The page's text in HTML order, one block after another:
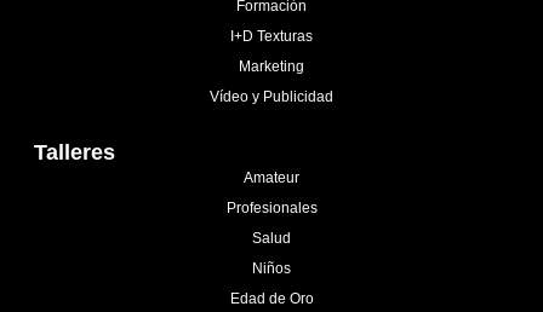
Formación
I+D Texturas
Marketing
Vídeo y Publicidad
Talleres
Amateur
Profesionales
Salud
Niños
Edad de Oro